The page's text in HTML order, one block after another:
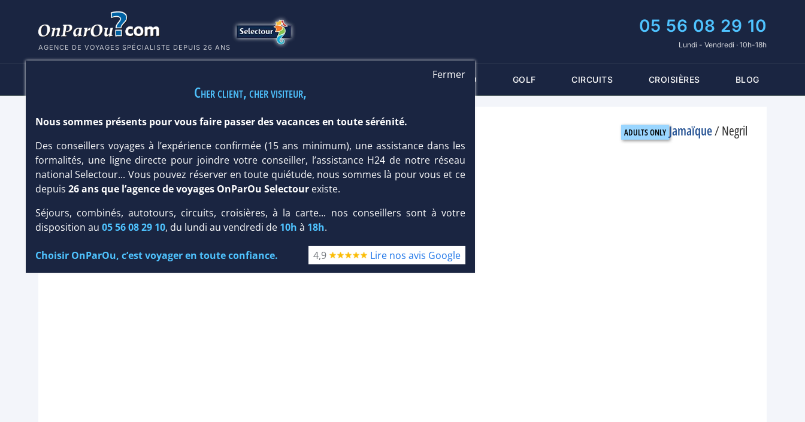
AGENCE DE VOYAGES SPÉCIALISTE DEPUIS 26 ANS
05 56 08 29 10
Lundi - Vendredi · 10h-18h
THALASSO GOLF CIRCUITS CROISIÈRES BLOG
HÔTEL SANDALS NEGRIL BEACH & SPA 5* Jamaïque/Negril
HôtelCharme/Prestige
Fermer
Cher client, cher visiteur,
Nous sommes présents pour vous faire passer des vacances en toute sérénité.
Des conseillers voyages à l’expérience confirmée (15 ans minimum), une assistance dans les
formalités, une ligne directe pour joindre votre conseiller, l’assistance H24 de notre réseau
national Selectour... Vous pouvez réserver en toute quiétude, nous sommes là pour vous et ce
depuis 26 ans que l’agence de voyages OnParOu Selectourexiste.
Séjours, combinés, autotours, circuits, croisières, à la carte... nos conseillers sont à votre
disposition au 05 56 08 29 10, du lundi au vendredi de 10h à 18h.
Choisir OnParOu, c’est voyager en toute confiance. 4,9 Lire nos avis Google